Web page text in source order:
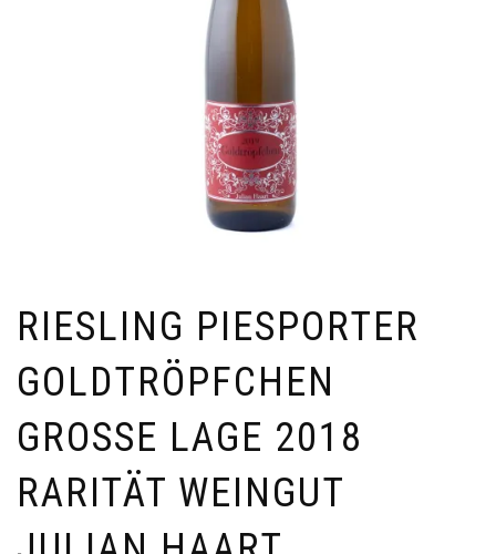
RIESLING PIESPORTER
GOLDTRÖPFCHEN
GROSSE LAGE 2018 R
ARITÄT WEINGUT J